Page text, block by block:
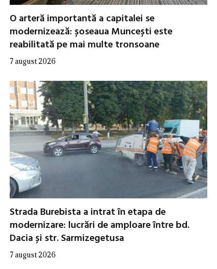
O arteră importantă a capitalei se
modernizează: șoseaua Muncești este
reabilitată pe mai multe tronsoane
7 august 2026
Strada Burebista a intrat în etapa de
modernizare: lucrări de amploare între bd.
Dacia și str. Sarmizegetusa
7 august 2026